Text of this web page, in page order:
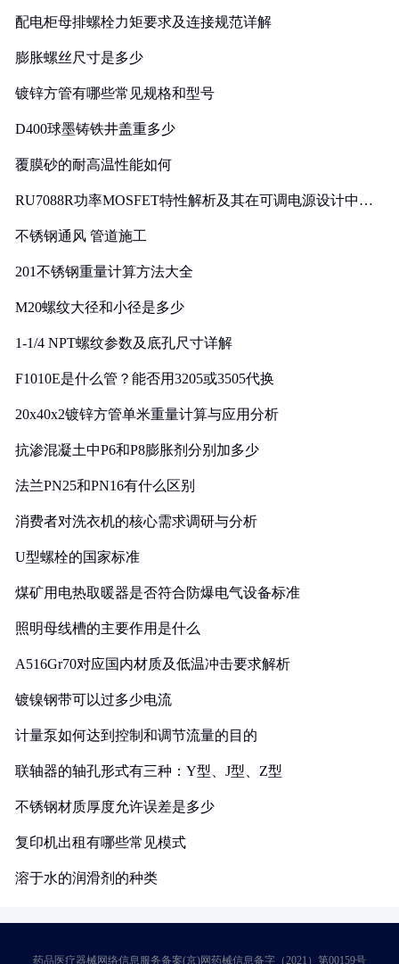
配电柜母排螺栓力矩要求及连接规范详解
膨胀螺丝尺寸是多少
镀锌方管有哪些常见规格和型号
D400球墨铸铁井盖重多少
覆膜砂的耐高温性能如何
RU7088R功率MOSFET特性解析及其在可调电源设计中的
不锈钢通风 管道施工
201不锈钢重量计算方法大全
M20螺纹大径和小径是多少
1-1/4 NPT螺纹参数及底孔尺寸详解
F1010E是什么管？能否用3205或3505代换
20x40x2镀锌方管单米重量计算与应用分析
抗渗混凝土中P6和P8膨胀剂分别加多少
法兰PN25和PN16有什么区别
消费者对洗衣机的核心需求调研与分析
U型螺栓的国家标准
煤矿用电热取暖器是否符合防爆电气设备标准
照明母线槽的主要作用是什么
A516Gr70对应国内材质及低温冲击要求解析
镀镍钢带可以过多少电流
计量泵如何达到控制和调节流量的目的
联轴器的轴孔形式有三种：Y型、J型、Z型
不锈钢材质厚度允许误差是多少
复印机出租有哪些常见模式
溶于水的润滑剂的种类
药品医疗器械网络信息服务备案(京)网药械信息备字（2021）第00159号